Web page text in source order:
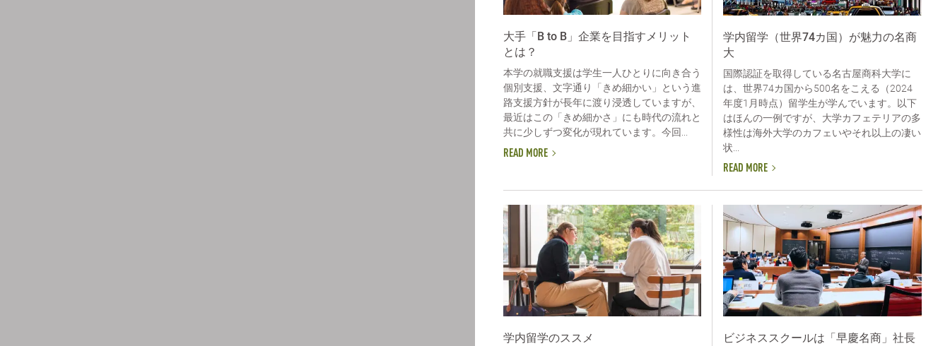
大手「B to B」企業を目指すメリット
とは？
本学の就職支援は学生一人ひとりに向き合う
個別支援、文字通り「きめ細かい」という進
路支援方針が長年に渡り浸透していますが、
最近はこの「きめ細かさ」にも時代の流れと
共に少しずつ変化が現れています。今回...
READ MORE
学内留学（世界74カ国）が魅力の名商
大
国際認証を取得している名古屋商科大学に
は、世界74カ国から500名をこえる（2024
年度1月時点）留学生が学んでいます。以下
はほんの一例ですが、大学カフェテリアの多
様性は海外大学のカフェいやそれ以上の凄い
状...
READ MORE
学内留学のススメ
ビジネススクールは「早慶名商」社長